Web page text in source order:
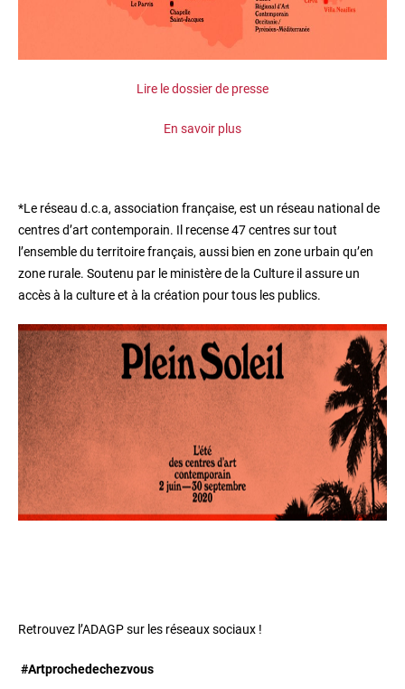
Lire le dossier de presse
En savoir plus
*Le réseau d.c.a, association française, est un réseau national de
centres d’art contemporain. Il recense 47 centres sur tout
l’ensemble du territoire français, aussi bien en zone urbain qu’en
zone rurale. Soutenu par le ministère de la Culture il assure un
accès à la culture et à la création pour tous les publics.
Retrouvez l’ADAGP sur les réseaux sociaux !
#Artprochedechezvous